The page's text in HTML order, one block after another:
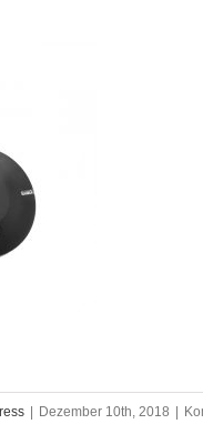
Dezember 10th, 2018